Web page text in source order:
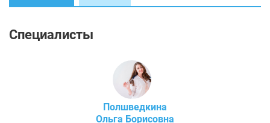
Специалисты
Полшведкина
Ольга Борисовна